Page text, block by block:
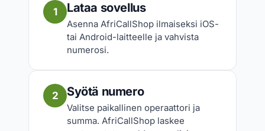
1 Lataa sovellus
Asenna AfriCallShop ilmaiseksi iOS-
tai Android-laitteelle ja vahvista
numerosi.
2 Syötä numero
Valitse paikallinen operaattori ja
summa. AfriCallShop laskee